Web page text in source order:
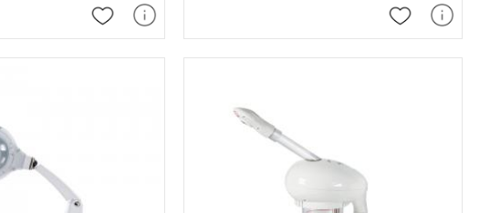
Lägg till i favoriter Lägg till i